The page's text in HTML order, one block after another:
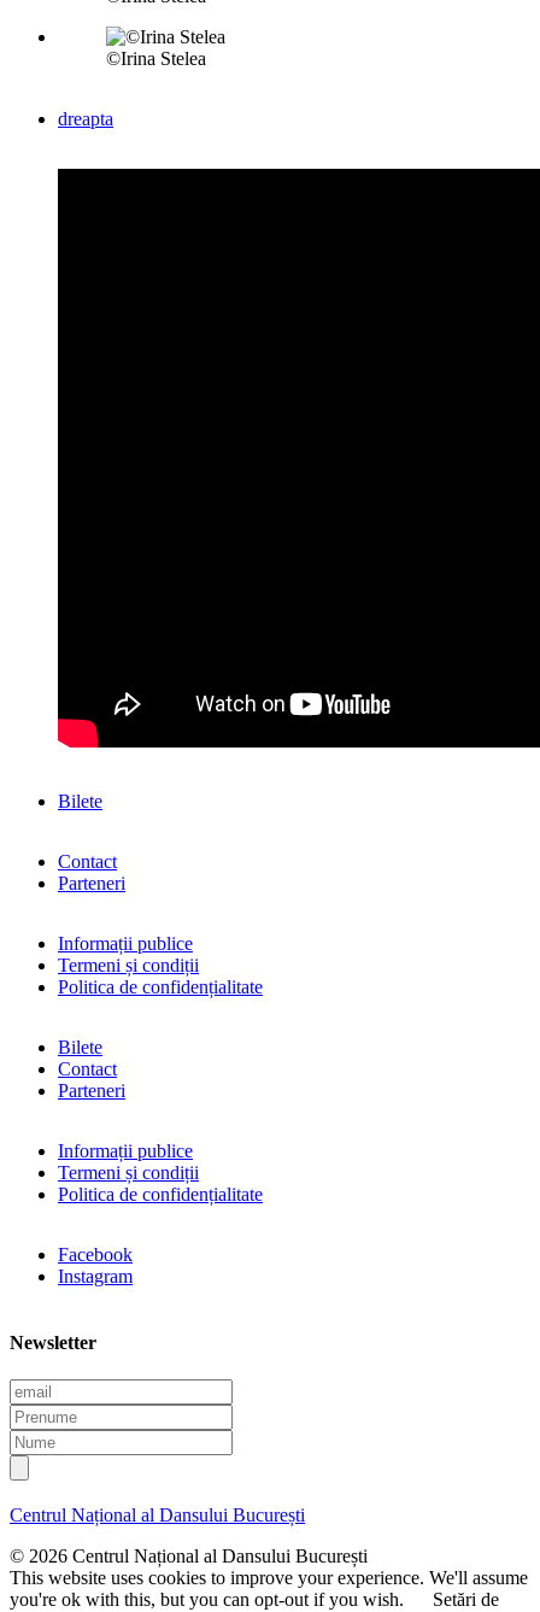
©Irina Stelea
dreapta
Bilete
Contact
Parteneri
Informații publice
Termeni și condiții
Politica de confidențialitate
Bilete
Contact
Parteneri
Informații publice
Termeni și condiții
Politica de confidențialitate
Facebook
Instagram
Newsletter
E
m
a
i
l
P
r
e
n
m
N
u
m
e
Centrul Național al Dansului București
© 2026 Centrul Național al Dansului București
This website uses cookies to improve your experience. We'll assume
you're ok with this, but you can opt-out if you wish.
Setări de